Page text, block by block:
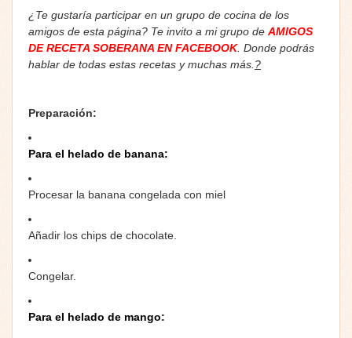
¿Te gustaría participar en un grupo de cocina de los
amigos de esta página? Te invito a mi grupo de AMIGOS
DE RECETA SOBERANA EN FACEBOOK. Donde podrás
hablar de todas estas recetas y muchas más. ?
Preparación:
Para el helado de banana:
Procesar la banana congelada con miel
Añadir los chips de chocolate.
Congelar.
Para el helado de mango: